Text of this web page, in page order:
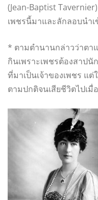
(Jean-Baptist
เพชรนี้มาและลักลอบนำเ
* ตามตำนานกล่าวว่าตา
กินเพราะเพชรต้องสาป
ที่มาเป็นเจ้าของเพชร แ
ตามปกติจนเสียชีวิตไปเมื่